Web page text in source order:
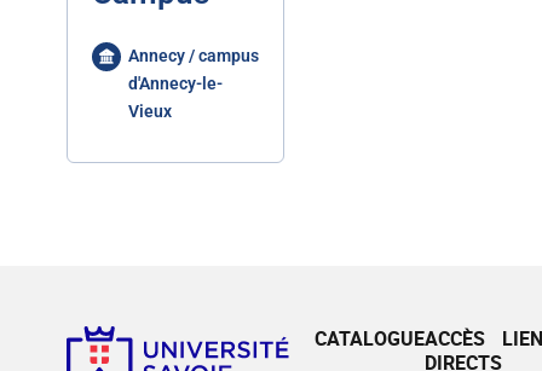
Annecy / campus
d'Annecy-le-
Vieux
CATALOGUEACCÈS
DIRECTS